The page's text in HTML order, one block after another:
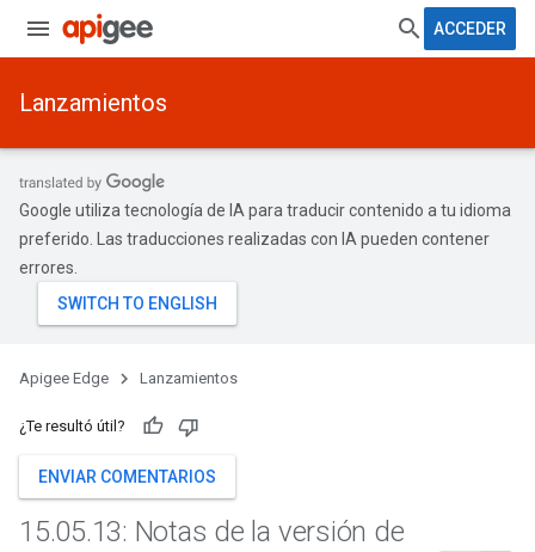
ACCEDER
Lanzamientos
Google utiliza tecnología de IA para traducir contenido a tu idioma
preferido. Las traducciones realizadas con IA pueden contener
errores.
Apigee Edge Lanzamientos
¿Te resultó útil?
ENVIAR COMENTARIOS
15.05.13: Notas de la versión de